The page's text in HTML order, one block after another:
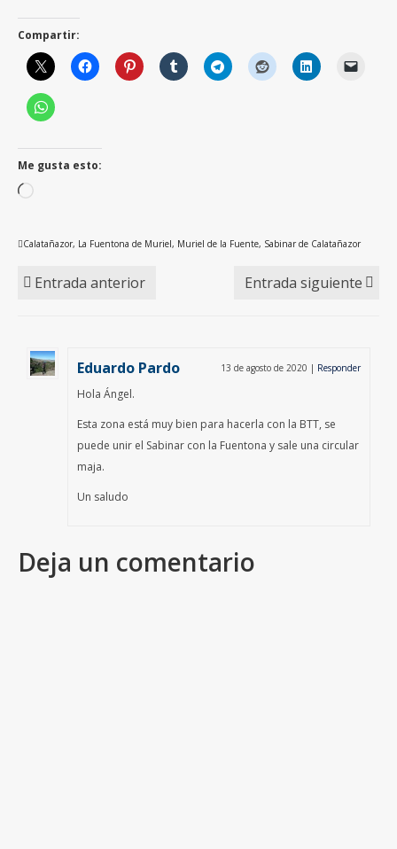
Compartir:
Me gusta esto:
Cargando...
Calatañazor, La Fuentona de Muriel, Muriel de la Fuente, Sabinar de Calatañazor
Entrada anterior Entrada siguiente
Eduardo Pardo 13 de agosto de 2020 | Responder
Hola Ángel.
Esta zona está muy bien para hacerla con la BTT, se
puede unir el Sabinar con la Fuentona y sale una circular
maja.
Un saludo
Deja un comentario